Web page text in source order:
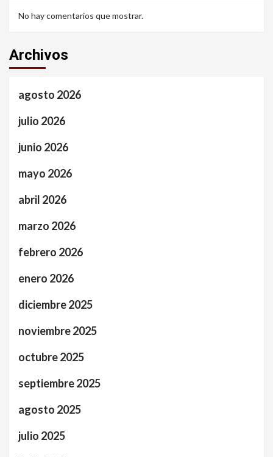
No hay comentarios que mostrar.
Archivos
agosto 2026
julio 2026
junio 2026
mayo 2026
abril 2026
marzo 2026
febrero 2026
enero 2026
diciembre 2025
noviembre 2025
octubre 2025
septiembre 2025
agosto 2025
julio 2025